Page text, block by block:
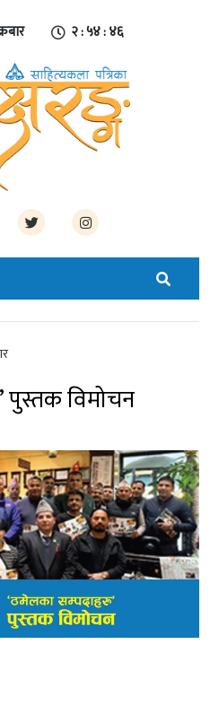
२ : ५४ : ४६
पुस्तक विमोचन